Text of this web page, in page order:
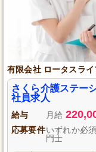
有限会社 ロータスライ
さくら介護ステー
社員求人
給与 月給
応募要件いずれか必
門士